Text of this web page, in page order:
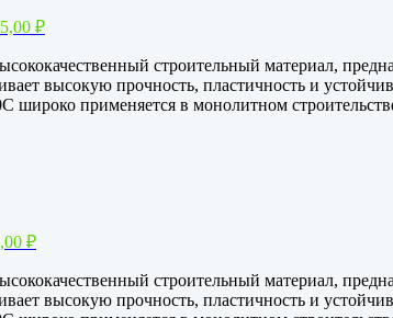
₽
строительный материал,
высокую прочность, пластичность и
широко применяется в монолитном
₽
строительный материал,
высокую прочность, пластичность и